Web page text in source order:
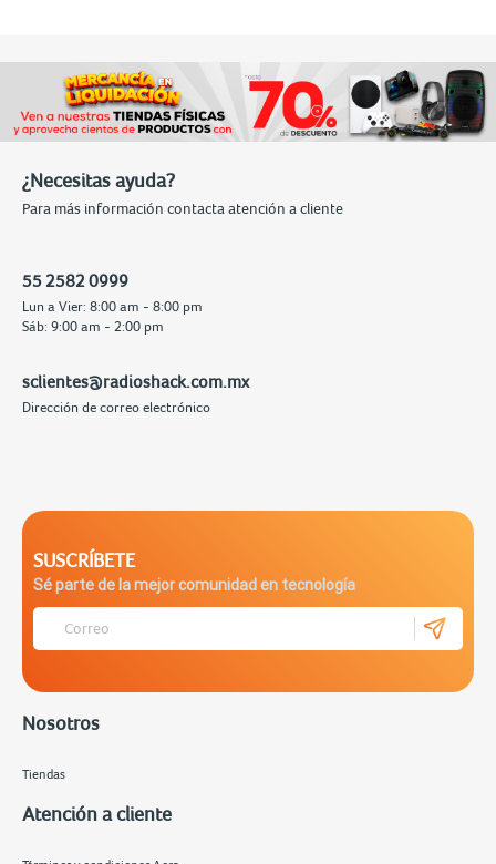
¿Necesitas ayuda?
Para más información contacta atención a cliente
55 2582 0999
Lun a Vier: 8:00 am - 8:00 pm
Sáb: 9:00 am - 2:00 pm
sclientes@radioshack.com.mx
Dirección de correo electrónico
SUSCRÍBETE
Sé parte de la mejor comunidad en tecnología
Nosotros
Tiendas
Atención a cliente